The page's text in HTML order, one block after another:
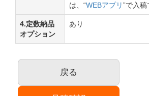
は、“WEBアプリ”で入稿
4.定数納品
オプション
あり
戻る